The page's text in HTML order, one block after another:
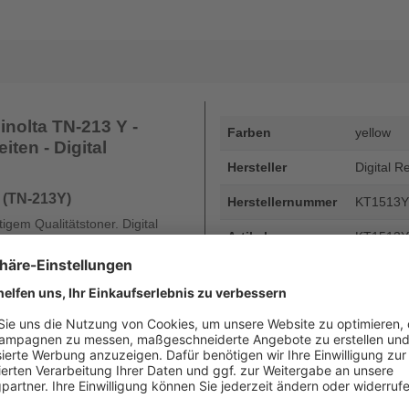
TN-213 Y -
- Digital
213Y)
Qualitätstoner. Digital
und kein minderwertiger
Farben yellow
Hersteller Digital
Herstellernummer
Artikelnummer
bis zu
Beschreibung
Konica
19.000
Art